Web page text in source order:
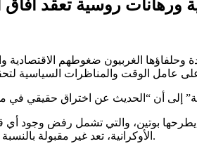
الغربيون ضغوطهم الاقتصادية
بوتين، والتي تشمل رفض وجود أي
الأوكرانية، تعد غير مقبولة بالنسبة لأوروبا والنظام الأوكراني.